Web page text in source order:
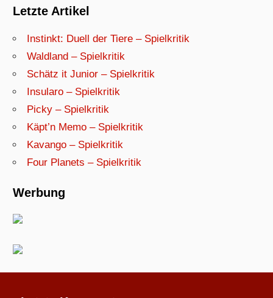
Letzte Artikel
Instinkt: Duell der Tiere – Spielkritik
Waldland – Spielkritik
Schätz it Junior – Spielkritik
Insularo – Spielkritik
Picky – Spielkritik
Käpt’n Memo – Spielkritik
Kavango – Spielkritik
Four Planets – Spielkritik
Werbung